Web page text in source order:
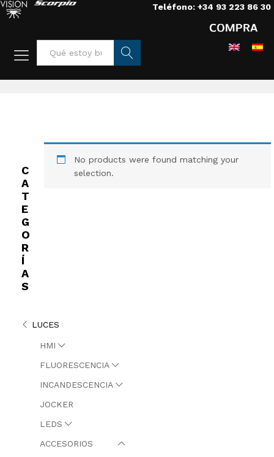
Teléfono: +34 93 223 86 30
Busca
No products were found matching your
selection.
C
A
T
E
G
O
R
Í
A
S
LUCES
HMI
FLUORESCENCIA
INCANDESCENCIA
JOCKER
LEDS
ACCESORIOS